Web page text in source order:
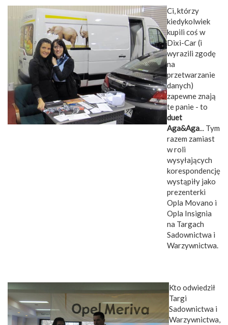
Ci, którzy
kiedykolwiek
kupili coś w
Dixi-Car (i
wyrazili zgodę
na
przetwarzanie
danych)
zapewne znają
te panie - to
duet
Aga&Aga... Tym
razem zamiast
w roli
wysyłających
korespondencję
wystąpiły jako
prezenterki
Opla Movano i
Opla Insignia
na Targach
Sadownictwa i
Warzywnictwa.
Kto odwiedził
Targi
Sadownictwa i
Warzywnictwa,